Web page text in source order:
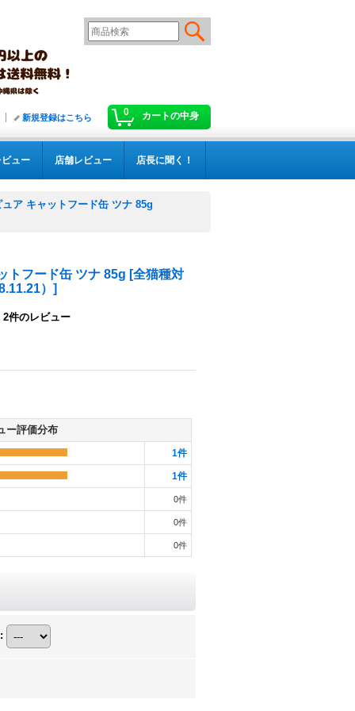
0 カートの中身
新規登録はこちら
ュー 店舗レビュー 店長に聞く！
ア キャットフード缶 ツナ 85g
トフード缶 ツナ 85g [全猫種対
） ]
2件のレビュー
ー評価分布
1件
1件
0件
0件
0件
: